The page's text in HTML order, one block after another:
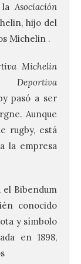
Asociación
hijo del
Michelin .
Michelin
Deportiva
pasó a ser
Aunque
rugby, está
la empresa
el Bibendum
conocido
y símbolo
en 1898,